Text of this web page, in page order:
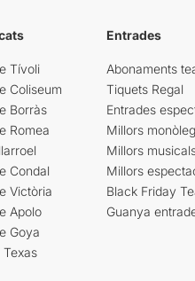
Tívoli
Coliseum
Borràs
Romea
Condal
Victòria
Apolo
Goya
Texas
Entrades
Abonaments
Tiquets Regal
Entrades
Millors
Millors
Millors
Black Friday
Guanya